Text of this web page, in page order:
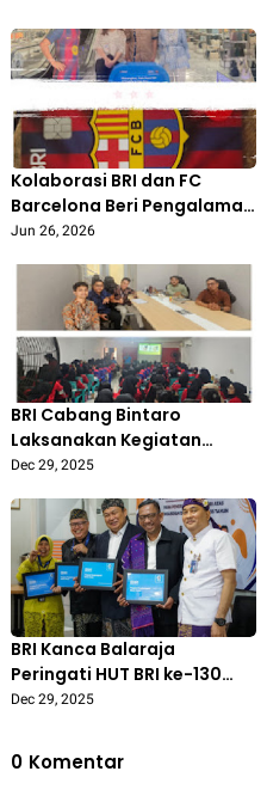
Kolaborasi BRI dan FC
Barcelona Beri Pengalaman
Baru bagi Pecinta Sepak
Jun 26, 2026
BRI Cabang Bintaro
Laksanakan Kegiatan
Akuisisi di PT Mitra Kreasi
Kerja Sama Bisnis
Dec 29, 2025
BRI Kanca Balaraja
Peringati HUT BRI ke-130
dengan Penyerahan
dan 35 Tahun
Dec 29, 2025
0 Komentar